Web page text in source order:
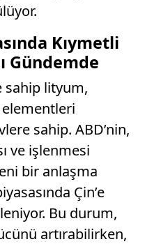
Kıymetli
Gündemde
sahip lityum,
sahip. ABD’nin,
ve işlenmesi
bir anlaşma
Çin’e
Bu durum,
artırabilirken,